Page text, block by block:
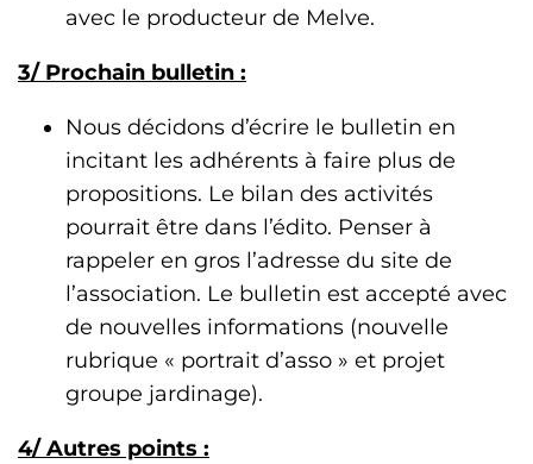
avec le producteur de Melve.
3/ Prochain bulletin :
Nous décidons d’écrire le bulletin en
incitant les adhérents à faire plus de
propositions. Le bilan des activités
pourrait être dans l’édito. Penser à
rappeler en gros l’adresse du site de
l’association. Le bulletin est accepté avec
de nouvelles informations (nouvelle
rubrique « portrait d’asso » et projet
groupe jardinage).
4/ Autres points :